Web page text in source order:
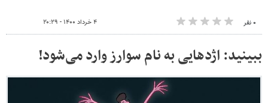
۰ نفر ۴ خرداد ۱۴۰۰ - ۲۰:۲۹
ببینید: اژدهایی به نام سوارز وارد می‌شود!